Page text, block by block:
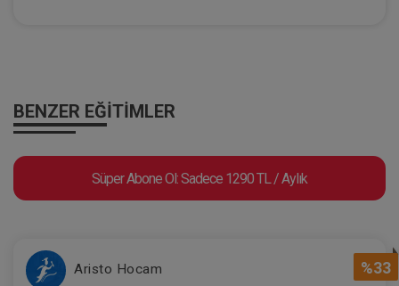
BENZER EĞITIMLER
Süper Abone Ol: Sadece 1290 TL / Aylık
%33
Aristo Hocam